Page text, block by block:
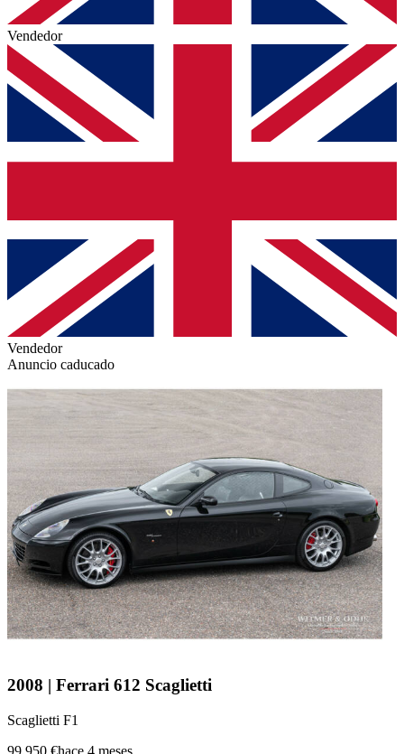
Vendedor
Vendedor
Anuncio caducado
2008 | Ferrari 612 Scaglietti
Scaglietti F1
99.950 €hace 4 meses